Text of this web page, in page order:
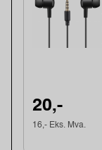
20,-
16,- Eks. Mva.